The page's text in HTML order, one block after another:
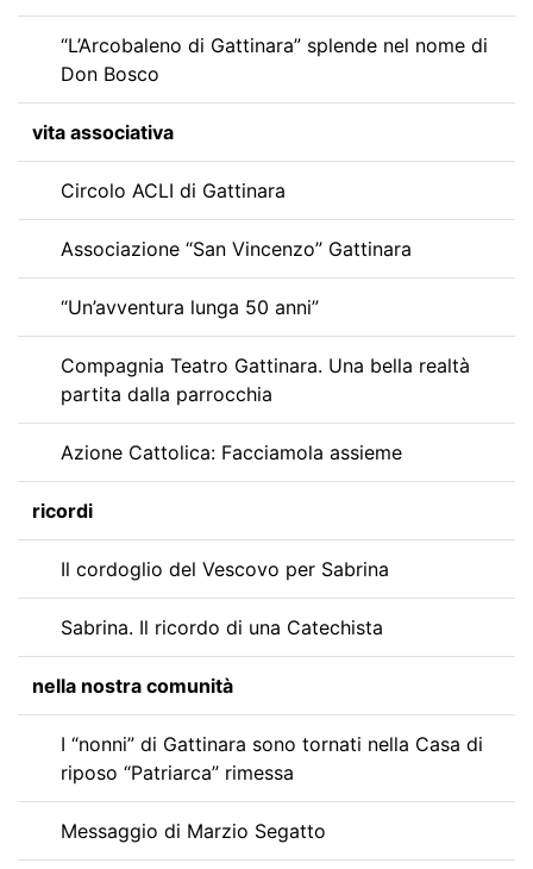
“L’Arcobaleno di Gattinara” splende nel nome di
Don Bosco
vita associativa
Circolo ACLI di Gattinara
Associazione “San Vincenzo” Gattinara
“Un’avventura lunga 50 anni”
Compagnia Teatro Gattinara. Una bella realtà
partita dalla parrocchia
Azione Cattolica: Facciamola assieme
ricordi
Il cordoglio del Vescovo per Sabrina
Sabrina. Il ricordo di una Catechista
nella nostra comunità
I “nonni” di Gattinara sono tornati nella Casa di
riposo “Patriarca” rimessa
Messaggio di Marzio Segatto